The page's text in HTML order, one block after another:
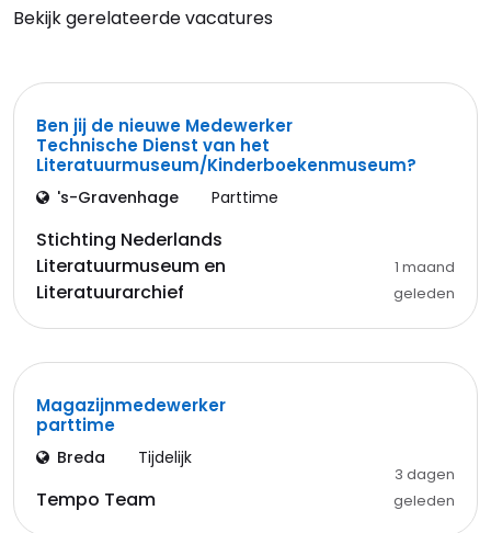
Bekijk gerelateerde vacatures
Ben jij de nieuwe Medewerker
Technische Dienst van het
Literatuurmuseum/Kinderboekenmuseum?
's-Gravenhage Parttime
Stichting Nederlands
Literatuurmuseum en
Literatuurarchief
1 maand
geleden
Magazijnmedewerker
parttime
Breda Tijdelijk
Tempo Team
3 dagen
geleden